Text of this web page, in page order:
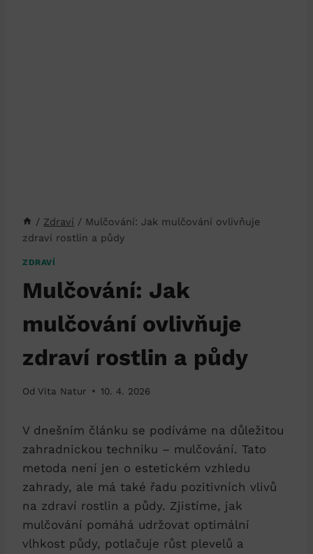
/ Zdraví / Mulčování: Jak mulčování ovlivňuje
zdraví rostlin a půdy
ZDRAVÍ
Mulčování: Jak
mulčování ovlivňuje
zdraví rostlin a půdy
Od Vita Natur 10. 4. 2026
V dnešním článku se podíváme na důležitou
zahradnickou techniku – mulčování. Tato
metoda není jen o estetickém vzhledu
zahrady, ale má také řadu pozitivních vlivů
na zdraví rostlin a půdy. Zjistíme, jak
mulčování pomáhá udržovat optimální
vlhkost půdy, potlačuje růst plevelů a